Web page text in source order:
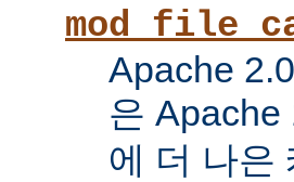
Apache
은 Apache
에 더 나은